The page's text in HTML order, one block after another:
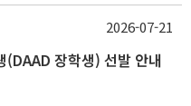
장학생) 선발 안내
2026-07-21